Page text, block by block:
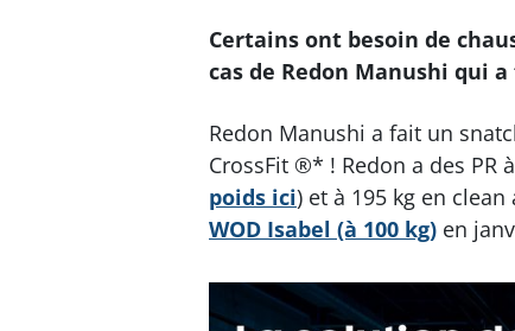
Certains ont besoin de
cas de Redon Manushi qui
Redon Manushi a fait un
CrossFit ®* ! Redon a des PR
poids ici) et à 195 kg en clean
WOD Isabel (à 100 kg) en